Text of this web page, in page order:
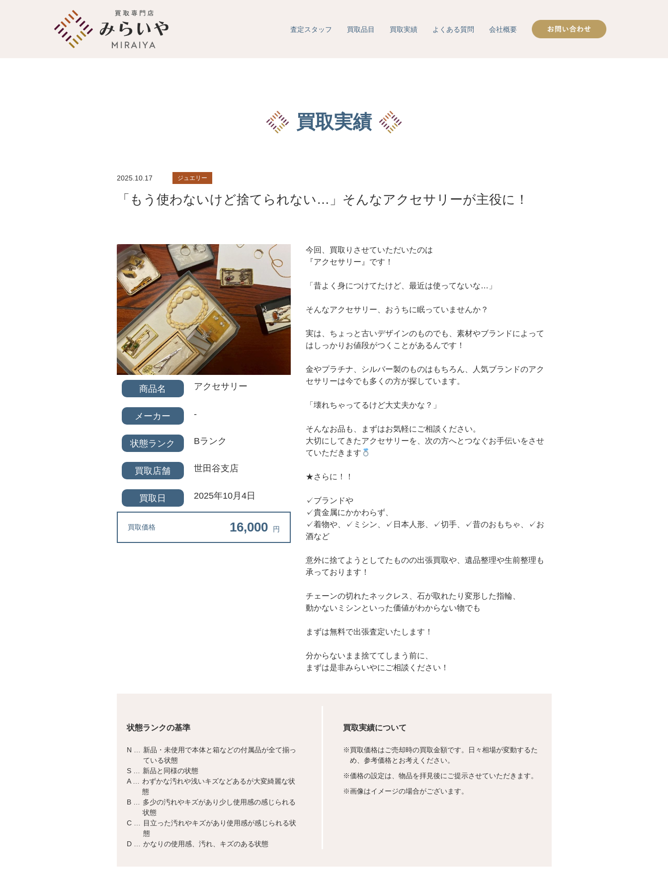
査定スタッフ 買取品目 買取実績 よくある質問 会社概要
買取実績
2025.10.17 ジュエリー
「もう使わないけど捨てられない…」そんなアクセサリーが主役に！
商品名 アクセサリー
メーカー -
状態ランク Bランク
買取店舗 世田谷支店
買取日 2025年10月4日
買取価格 16,000 円
今回、買取りさせていただいたのは
『アクセサリー』です！
「昔よく身につけてたけど、最近は使ってないな…」
そんなアクセサリー、おうちに眠っていませんか？
実は、ちょっと古いデザインのものでも、素材やブランドによって
はしっかりお値段がつくことがあるんです！
金やプラチナ、シルバー製のものはもちろん、人気ブランドのアク
セサリーは今でも多くの方が探しています。
「壊れちゃってるけど大丈夫かな？」
そんなお品も、まずはお気軽にご相談ください。
大切にしてきたアクセサリーを、次の方へとつなぐお手伝いをさせ
ていただきます
★さらに！！
✓ブランドや
✓貴金属にかかわらず、
✓着物や、✓ミシン、✓日本人形、✓切手、✓昔のおもちゃ、✓お
酒など
意外に捨てようとしてたものの出張買取や、遺品整理や生前整理も
承っております！
チェーンの切れたネックレス、石が取れたり変形した指輪、
動かないミシンといった価値がわからない物でも
まずは無料で出張査定いたします！
分からないまま捨ててしまう前に、
まずは是非みらいやにご相談ください！
状態ランクの基準
N … 新品・未使用で本体と箱などの付属品が全て揃っ
ている状態
S … 新品と同様の状態
A … わずかな汚れや浅いキズなどあるが大変綺麗な状
態
B … 多少の汚れやキズがあり少し使用感の感じられる
状態
C … 目立った汚れやキズがあり使用感が感じられる状
態
D … かなりの使用感、汚れ、キズのある状態
買取実績について
※買取価格はご売却時の買取金額です。日々相場が変動するた
め、参考価格とお考えください。
※価格の設定は、物品を拝見後にご提示させていただきます。
※画像はイメージの場合がございます。